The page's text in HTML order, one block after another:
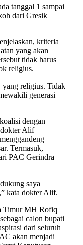
tanggal 1 sampai
dari Gresik
kriteria
yang akan
tidak harus
religius.
yang religius. Tidak
generasi
dengan
Alif
Termasuk,
PAC Gerindra
saya
kata dokter Alif.
Timur MH Rofiq
calon bupati
dari seluruh
akan menjadi